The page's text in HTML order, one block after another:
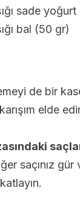
sade
bal (50 gr)
de bir
elde
saçınız